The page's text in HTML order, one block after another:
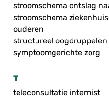
stroomschema ontslag
stroomschema
ouderen
structureel oogdruppelen
symptoomgerichte zorg
T
teleconsultatie internist